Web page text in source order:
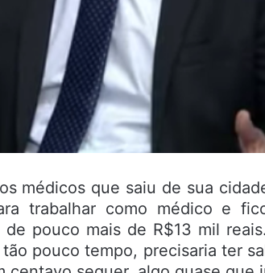
médicos que saiu de sua
trabalhar como médico e
pouco mais de R$13 mil
pouco tempo, precisaria ter